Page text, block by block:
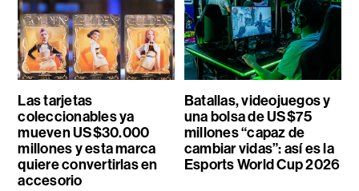
Las tarjetas
coleccionables ya
mueven US$30.000
millones y esta marca
quiere convertirlas en
accesorio
Batallas, videojuegos y
una bolsa de US$75
millones “capaz de
cambiar vidas”: así es la
Esports World Cup 2026